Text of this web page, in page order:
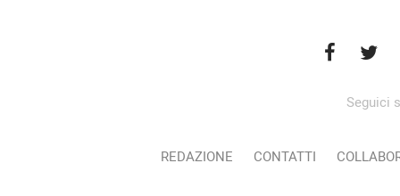
Seguici
REDAZIONE CONTATTI